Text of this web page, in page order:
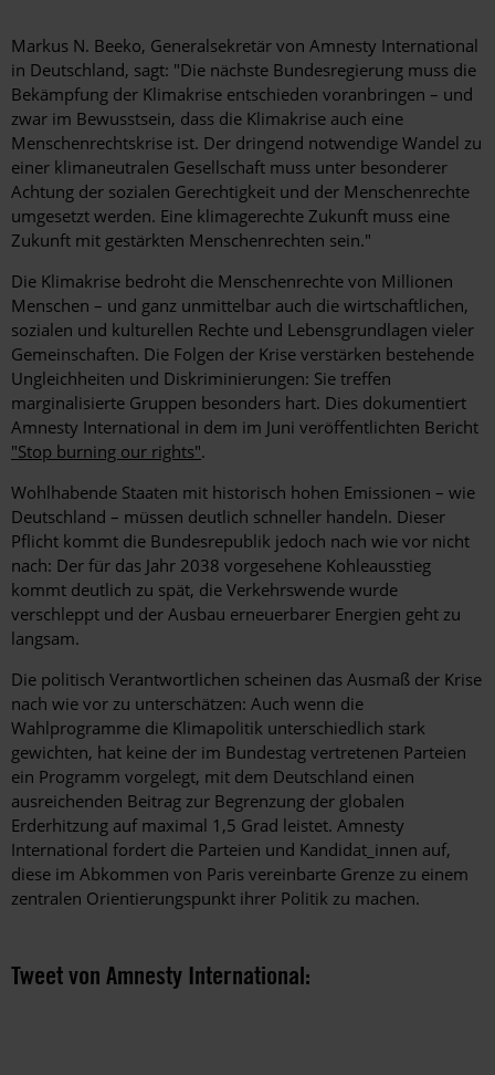
Markus N. Beeko, Generalsekretär von Amnesty International
in Deutschland, sagt: "Die nächste Bundesregierung muss die
Bekämpfung der Klimakrise entschieden voranbringen – und
zwar im Bewusstsein, dass die Klimakrise auch eine
Menschenrechtskrise ist. Der dringend notwendige Wandel zu
einer klimaneutralen Gesellschaft muss unter besonderer
Achtung der sozialen Gerechtigkeit und der Menschenrechte
umgesetzt werden. Eine klimagerechte Zukunft muss eine
Zukunft mit gestärkten Menschenrechten sein."
Die Klimakrise bedroht die Menschenrechte von Millionen
Menschen – und ganz unmittelbar auch die wirtschaftlichen,
sozialen und kulturellen Rechte und Lebensgrundlagen vieler
Gemeinschaften. Die Folgen der Krise verstärken bestehende
Ungleichheiten und Diskriminierungen: Sie treffen
marginalisierte Gruppen besonders hart. Dies dokumentiert
Amnesty International in dem im Juni veröffentlichten Bericht
"Stop burning our rights".
Wohlhabende Staaten mit historisch hohen Emissionen – wie
Deutschland – müssen deutlich schneller handeln. Dieser
Pflicht kommt die Bundesrepublik jedoch nach wie vor nicht
nach: Der für das Jahr 2038 vorgesehene Kohleausstieg
kommt deutlich zu spät, die Verkehrswende wurde
verschleppt und der Ausbau erneuerbarer Energien geht zu
langsam.
Die politisch Verantwortlichen scheinen das Ausmaß der Krise
nach wie vor zu unterschätzen: Auch wenn die
Wahlprogramme die Klimapolitik unterschiedlich stark
gewichten, hat keine der im Bundestag vertretenen Parteien
ein Programm vorgelegt, mit dem Deutschland einen
ausreichenden Beitrag zur Begrenzung der globalen
Erderhitzung auf maximal 1,5 Grad leistet. Amnesty
International fordert die Parteien und Kandidat_innen auf,
diese im Abkommen von Paris vereinbarte Grenze zu einem
zentralen Orientierungspunkt ihrer Politik zu machen.
Tweet von Amnesty International: